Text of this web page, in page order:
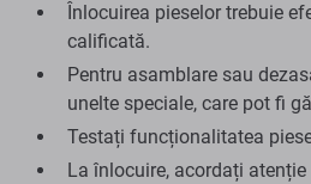
Înlocuirea pieselor trebuie
calificată.
Pentru asamblare sau
unelte speciale, care pot fi
Testați funcționalitatea
La înlocuire, acordați